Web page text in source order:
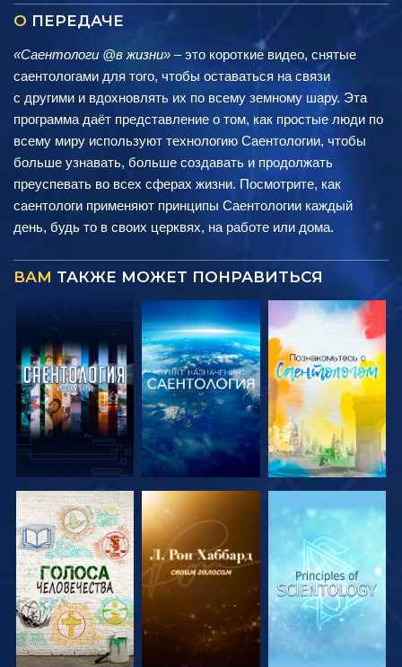
О ПЕРЕДАЧЕ
«Саентологи @в жизни» – это короткие видео, снятые
саентологами для того, чтобы оставаться на связи
с другими и вдохновлять их по всему земному шару. Эта
программа даёт представление о том, как простые люди по
всему миру используют технологию Саентологии, чтобы
больше узнавать, больше создавать и продолжать
преуспевать во всех сферах жизни. Посмотрите, как
саентологи применяют принципы Саентологии каждый
день, будь то в своих церквях, на работе или дома.
ВАМ ТАКЖЕ МОЖЕТ ПОНРАВИТЬСЯ
СМОТРЕТЬ
ПЕРЕДАЧИ
СМОТРЕТЬ
ПЕРЕДАЧИ
СМОТРЕТЬ
ПЕРЕДАЧИ